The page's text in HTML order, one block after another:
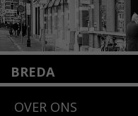
BREDA
4818 SB Breda
OVER ONS